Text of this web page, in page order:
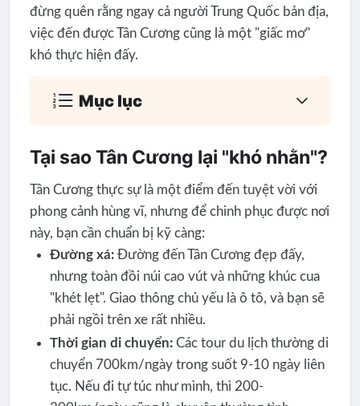
đừng quên rằng ngay cả người Trung Quốc bản địa,
việc đến được Tân Cương cũng là một "giấc mơ"
khó thực hiện đấy.
Mục lục
Tại sao Tân Cương lại "khó nhằn"?
Tân Cương thực sự là một điểm đến tuyệt vời với
phong cảnh hùng vĩ, nhưng để chinh phục được nơi
này, bạn cần chuẩn bị kỹ càng:
Đường xá:Đường đến Tân Cương đẹp đấy,
nhưng toàn đồi núi cao vút và những khúc cua
"khét lẹt". Giao thông chủ yếu là ô tô, và bạn sẽ
phải ngồi trên xe rất nhiều.
Thời gian di chuyển:Các tour du lịch thường di
chuyển 700km/ngày trong suốt 9-10 ngày liên
tục. Nếu đi tự túc như mình, thì 200-